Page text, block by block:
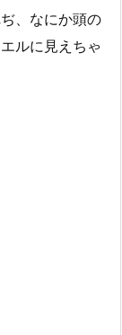
、なにか頭の
ルに見えちゃ